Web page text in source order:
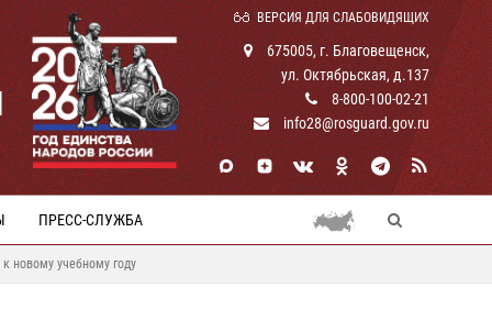
ВЕРСИЯ ДЛЯ СЛАБОВИДЯЩИХ
675005, г. Благовещенск,
ул. Октябрьская, д.137
8-800-100-02-21
info28@rosguard.gov.ru
ПРЕСС-СЛУЖБА
новому учебному году